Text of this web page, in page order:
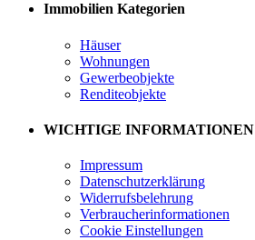
Immobilien Kategorien
Häuser
Wohnungen
Gewerbeobjekte
Renditeobjekte
WICHTIGE INFORMATIONEN
Impressum
Datenschutzerklärung
Widerrufsbelehrung
Verbraucherinformationen
Cookie Einstellungen